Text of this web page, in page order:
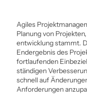
Agiles
Planung von
entwicklung stammt.
Endergebnis des
fortlaufenden
ständigen
schnell auf
Anforderungen